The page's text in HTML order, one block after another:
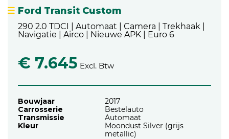
Ford Transit Custom
290 2.0 TDCI | Automaat | Camera | Trekhaak |
Navigatie | Airco | Nieuwe APK | Euro 6
€ 7.645 Excl. Btw
Bouwjaar
2017
Carrosserie
Bestelauto
Transmissie
Automaat
Kleur
Moondust Silver (grijs
metallic)